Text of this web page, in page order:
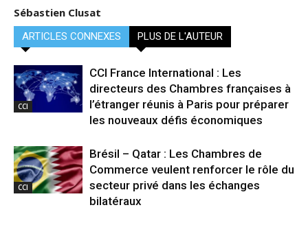
Sébastien Clusat
ARTICLES CONNEXES PLUS DE L'AUTEUR
CCI
CCI France International : Les
directeurs des Chambres françaises à
l’étranger réunis à Paris pour préparer
les nouveaux défis économiques
CCI
Brésil – Qatar : Les Chambres de
Commerce veulent renforcer le rôle du
secteur privé dans les échanges
bilatéraux